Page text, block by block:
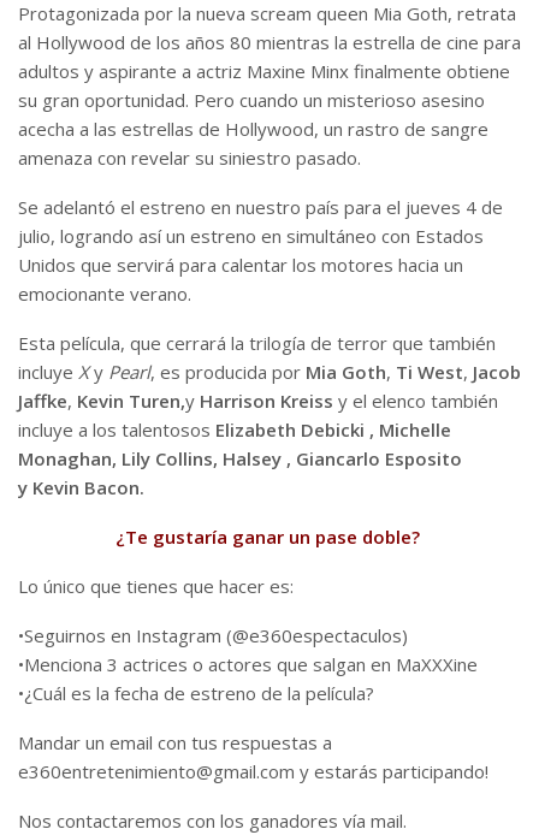
Protagonizada por la nueva scream queen Mia Goth, retrata
al Hollywood de los años 80 mientras la estrella de cine para
adultos y aspirante a actriz Maxine Minx finalmente obtiene
su gran oportunidad. Pero cuando un misterioso asesino
acecha a las estrellas de Hollywood, un rastro de sangre
amenaza con revelar su siniestro pasado.
Se adelantó el estreno en nuestro país para el jueves 4 de
julio, logrando así un estreno en simultáneo con Estados
Unidos que servirá para calentar los motores hacia un
emocionante verano.
Esta película, que cerrará la trilogía de terror que también
incluye Xy Pearl, es producida por Mia Goth, Ti West, Jacob
Jaffke, Kevin Turen,y Harrison Kreiss y el elenco también
incluye a los talentosos Elizabeth Debicki , Michelle
Monaghan, Lily Collins, Halsey , Giancarlo Esposito
y Kevin Bacon.
¿Te gustaría ganar un pase doble?
Lo único que tienes que hacer es:
•Seguirnos en Instagram (@e360espectaculos)
•Menciona 3 actrices o actores que salgan en MaXXXine
•¿Cuál es la fecha de estreno de la película?
Mandar un email con tus respuestas a
e360entretenimiento@gmail.com y estarás participando!
Nos contactaremos con los ganadores vía mail.